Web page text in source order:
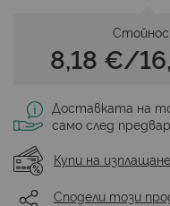
8,18 €/
Доставката на
само след
Купи на изплащане
Сподели този